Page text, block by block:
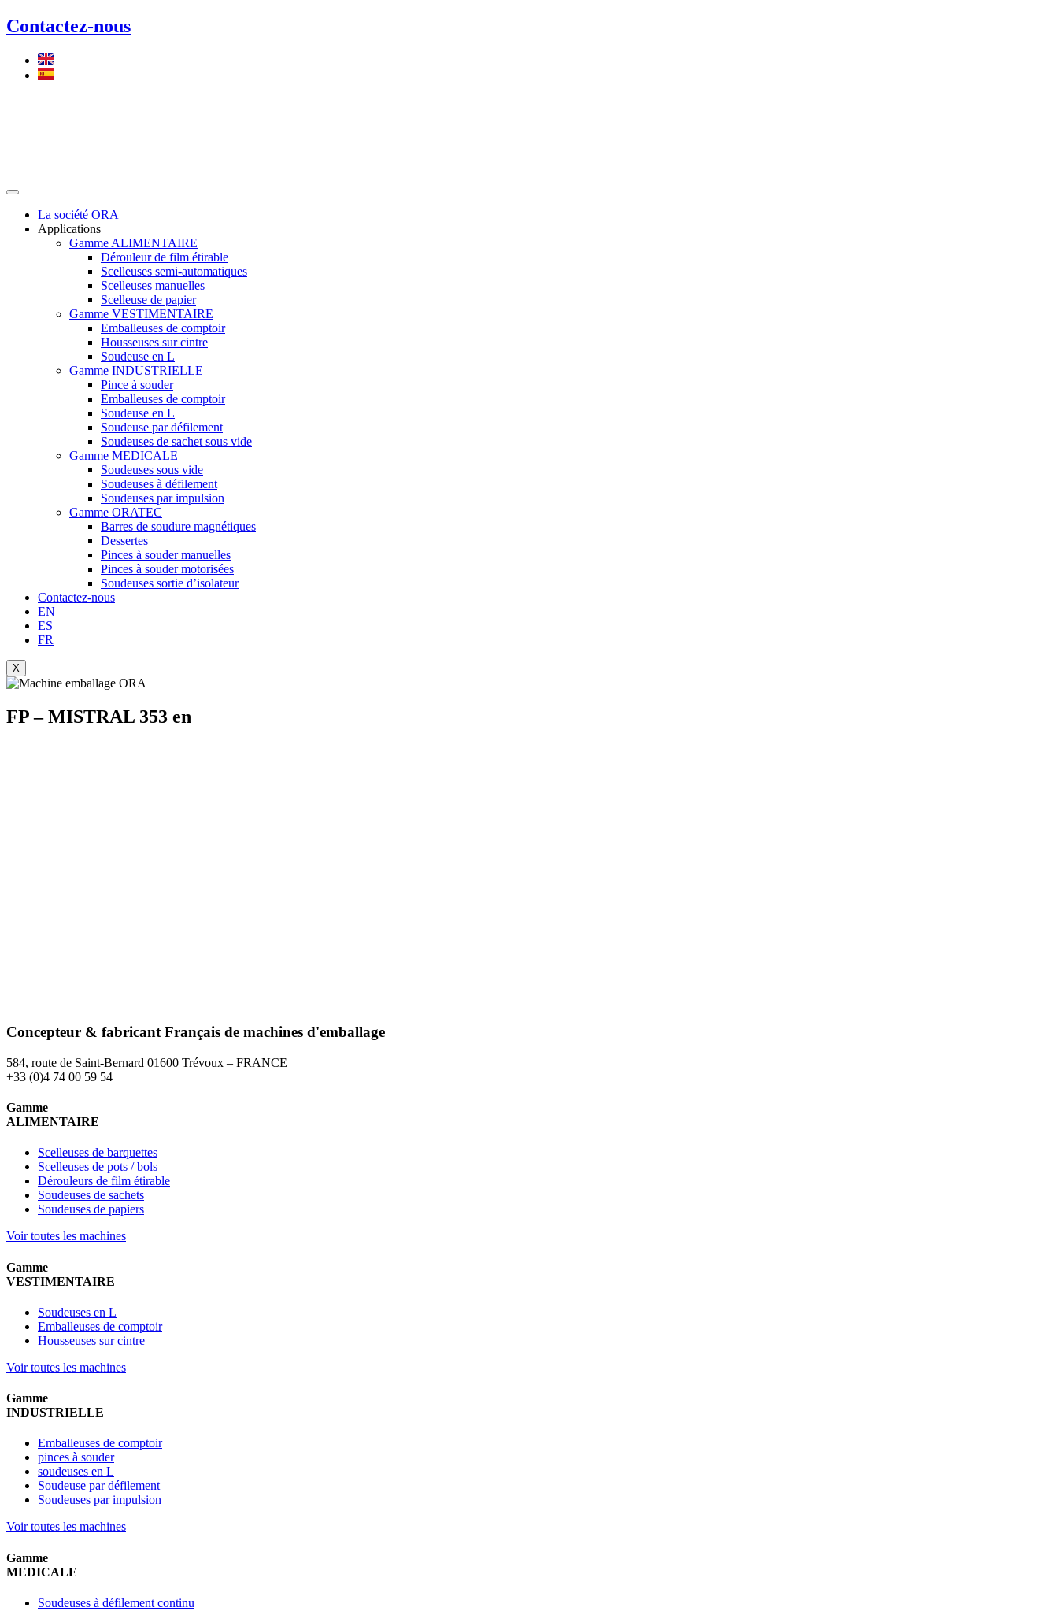
Contactez-nous
La société ORA
Applications
Gamme ALIMENTAIRE
Dérouleur de film étirable
Scelleuses semi-automatiques
Scelleuses manuelles
Scelleuse de papier
Gamme VESTIMENTAIRE
Emballeuses de comptoir
Housseuses sur cintre
Soudeuse en L
Gamme INDUSTRIELLE
Pince à souder
Emballeuses de comptoir
Soudeuse en L
Soudeuse par défilement
Soudeuses de sachet sous vide
Gamme MEDICALE
Soudeuses sous vide
Soudeuses à défilement
Soudeuses par impulsion
Gamme ORATEC
Barres de soudure magnétiques
Dessertes
Pinces à souder manuelles
Pinces à souder motorisées
Soudeuses sortie d’isolateur
Contactez-nous
EN
ES
FR
X
FP – MISTRAL 353 en
Concepteur & fabricant Français de machines d'emballage
584, route de Saint-Bernard 01600 Trévoux – FRANCE
+33 (0)4 74 00 59 54
Gamme
ALIMENTAIRE
Scelleuses de barquettes
Scelleuses de pots / bols
Dérouleurs de film étirable
Soudeuses de sachets
Soudeuses de papiers
Voir toutes les machines
Gamme
VESTIMENTAIRE
Soudeuses en L
Emballeuses de comptoir
Housseuses sur cintre
Voir toutes les machines
Gamme
INDUSTRIELLE
Emballeuses de comptoir
pinces à souder
soudeuses en L
Soudeuse par défilement
Soudeuses par impulsion
Voir toutes les machines
Gamme
MEDICALE
Soudeuses à défilement continu